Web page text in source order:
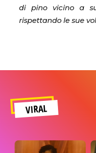
di pino vicino a
rispettando le sue
VIRAL